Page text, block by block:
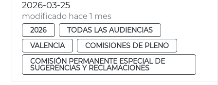
2026-03-25
modificado hace 1 mes
2026
TODAS LAS AUDIENCIAS
VALENCIA
COMISIONES DE PLENO
COMISIÓN PERMANENTE ESPECIAL DE
SUGERENCIAS Y RECLAMACIONES